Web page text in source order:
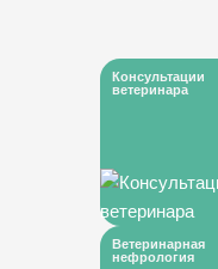
Консультации
ветеринара
Ветеринарная
нефрология